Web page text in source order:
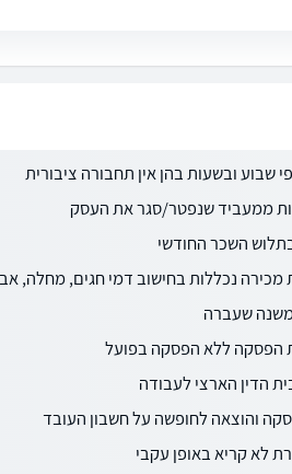
שבוע ובשעות בהן אין תחבורה ציבורית
ממעביד שנפטר/סגר את העסק
השכר החודשי
נכללות בחישוב דמי חגים, מחלה,
שעברה
הפסקה ללא הפסקה בפועל
הדין הארצי לעבודה
והוצאה לחופשה על חשבון העובד
לא קריא באופן עקבי